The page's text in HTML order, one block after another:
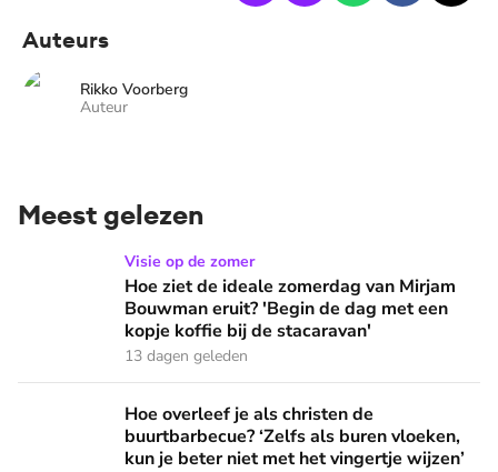
Auteurs
Rikko Voorberg
Auteur
Meest gelezen
Hoe ziet de ideale zomerdag van Mirjam Bouwman eruit?
Visie op de zomer
Hoe ziet de ideale zomerdag van Mirjam
Bouwman eruit? 'Begin de dag met een
kopje koffie bij de stacaravan'
13 dagen geleden
Hoe overleef je als christen de buurtbarbecue? ‘Zelfs als
Hoe overleef je als christen de
buurtbarbecue? ‘Zelfs als buren vloeken,
kun je beter niet met het vingertje wijzen’